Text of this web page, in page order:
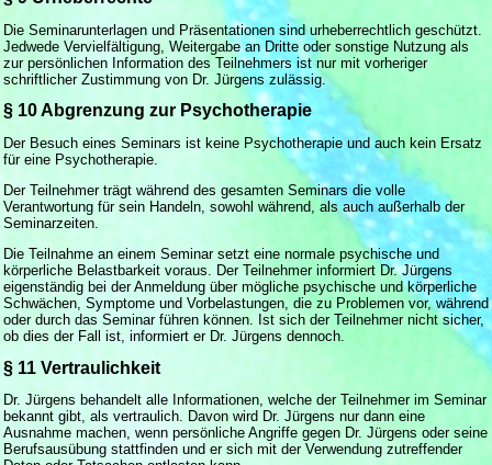
Die Seminarunterlagen und Präsentationen sind urheberrechtlich geschützt.
Jedwede Vervielfältigung, Weitergabe an Dritte oder sonstige Nutzung als
zur persönlichen Information des Teilnehmers ist nur mit vorheriger
schriftlicher Zustimmung von Dr. Jürgens zulässig.
§ 10 Abgrenzung zur Psychotherapie
Der Besuch eines Seminars ist keine Psychotherapie und auch kein Ersatz
für eine Psychotherapie.
Der Teilnehmer trägt während des gesamten Seminars die volle
Verantwortung für sein Handeln, sowohl während, als auch außerhalb der
Seminarzeiten.
Die Teilnahme an einem Seminar setzt eine normale psychische und
körperliche Belastbarkeit voraus. Der Teilnehmer informiert Dr. Jürgens
eigenständig bei der Anmeldung über mögliche psychische und körperliche
Schwächen, Symptome und Vorbelastungen, die zu Problemen vor, während
oder durch das Seminar führen können. Ist sich der Teilnehmer nicht sicher,
ob dies der Fall ist, informiert er Dr. Jürgens dennoch.
§ 11 Vertraulichkeit
Dr. Jürgens behandelt alle Informationen, welche der Teilnehmer im Seminar
bekannt gibt, als vertraulich. Davon wird Dr. Jürgens nur dann eine
Ausnahme machen, wenn persönliche Angriffe gegen Dr. Jürgens oder seine
Berufsausübung stattfinden und er sich mit der Verwendung zutreffender